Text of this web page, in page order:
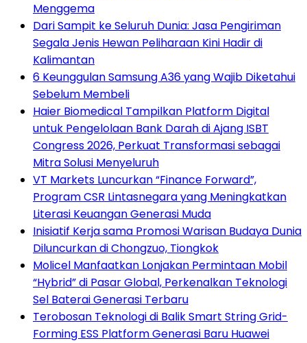
Menggema
Dari Sampit ke Seluruh Dunia: Jasa Pengiriman
Segala Jenis Hewan Peliharaan Kini Hadir di
Kalimantan
6 Keunggulan Samsung A36 yang Wajib Diketahui
Sebelum Membeli
Haier Biomedical Tampilkan Platform Digital
untuk Pengelolaan Bank Darah di Ajang ISBT
Congress 2026, Perkuat Transformasi sebagai
Mitra Solusi Menyeluruh
VT Markets Luncurkan “Finance Forward”,
Program CSR Lintasnegara yang Meningkatkan
Literasi Keuangan Generasi Muda
Inisiatif Kerja sama Promosi Warisan Budaya Dunia
Diluncurkan di Chongzuo, Tiongkok
Molicel Manfaatkan Lonjakan Permintaan Mobil
“Hybrid” di Pasar Global, Perkenalkan Teknologi
Sel Baterai Generasi Terbaru
Terobosan Teknologi di Balik Smart String Grid-
Forming ESS Platform Generasi Baru Huawei